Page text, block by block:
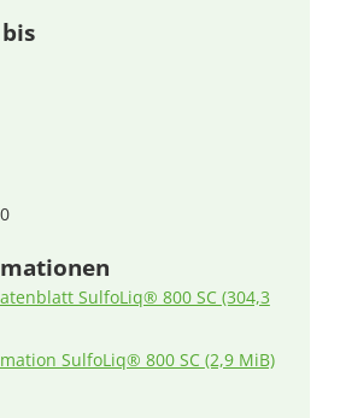
SulfoLiq® 800 SC (304,3
SulfoLiq® 800 SC (2,9 MiB)